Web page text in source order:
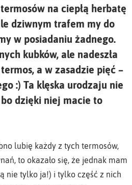
na ciepłą herbatę
dziwnym trafem my do
w posiadaniu żadnego.
kubków, ale nadeszła
a w zasadzie pięć –
:) Ta klęska urodzaju nie
dzięki niej macie to
lubię każdy z tych termosów,
to okazało się, że jednak mam
nie tylko ja!) i tylko część z nich